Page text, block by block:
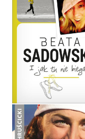
I JAK TU NIE
BEATA SADOWSKA
OPRAWA MIĘKKA
39,90 ZŁ